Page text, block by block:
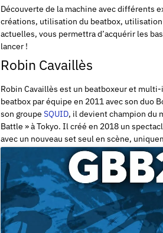
Découverte de la machine avec différents
créations, utilisation du beatbox,
actuelles, vous permettra d’acquérir les
lancer !
Robin Cavaillès
Robin Cavaillès est un beatboxeur et
beatbox par équipe en 2011 avec son duo
son groupe SQUID, il devient champion du
Battle » à Tokyo. Il créé en 2018 un
avec un nouveau set seul en scène,